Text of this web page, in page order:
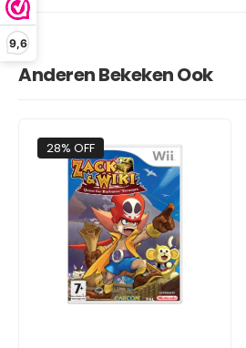
9,6
Anderen Bekeken Ook
28% OFF